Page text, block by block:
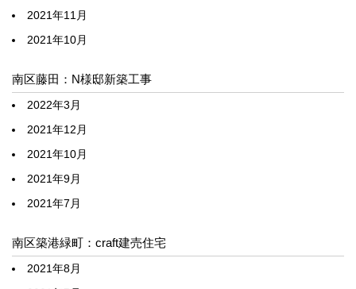
2021年11月
2021年10月
南区藤田：N様邸新築工事
2022年3月
2021年12月
2021年10月
2021年9月
2021年7月
南区築港緑町：craft建売住宅
2021年8月